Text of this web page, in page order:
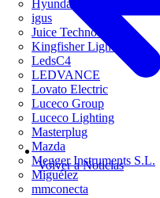
Hyundai Electric
igus
Juice Technology
Kingfisher Lighting
LedsC4
LEDVANCE
Lovato Electric
Luceco Group
Luceco Lighting
Masterplug
Mazda
Megger Instruments S.L.
Miguélez
mmconecta
Volver a Noticias